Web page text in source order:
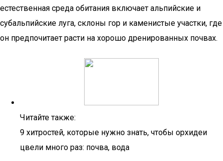
естественная среда обитания включает альпийские и
субальпийские луга, склоны гор и каменистые участки, где
он предпочитает расти на хорошо дренированных почвах.
Читайте также:
9 хитростей, которые нужно знать, чтобы орхидеи
цвели много раз: почва, вода